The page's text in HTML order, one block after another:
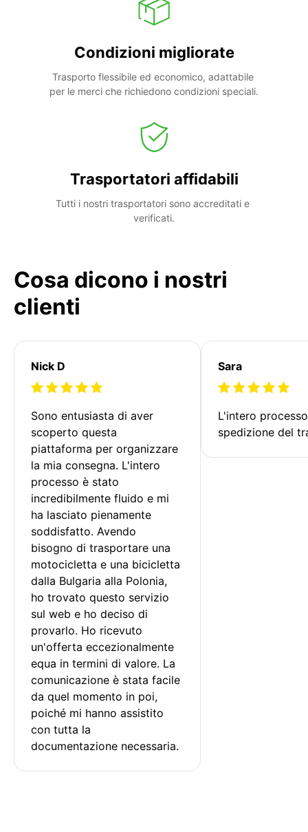
Condizioni migliorate
Trasporto flessibile ed economico, adattabile
per le merci che richiedono condizioni speciali.
Trasportatori affidabili
Tutti i nostri trasportatori sono accreditati e
verificati.
Cosa dicono i nostri
clienti
Nick D
Sono entusiasta di aver
scoperto questa
piattaforma per organizzare
la mia consegna. L'intero
processo è stato
incredibilmente fluido e mi
ha lasciato pienamente
soddisfatto. Avendo
bisogno di trasportare una
motocicletta e una bicicletta
dalla Bulgaria alla Polonia,
ho trovato questo servizio
sul web e ho deciso di
provarlo. Ho ricevuto
un'offerta eccezionalmente
equa in termini di valore. La
comunicazione è stata facile
da quel momento in poi,
poiché mi hanno assistito
con tutta la
documentazione necessaria.
Sara
L'intero
spedizione del